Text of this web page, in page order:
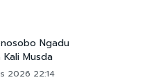
Ngadu
Musda
2026 22:14